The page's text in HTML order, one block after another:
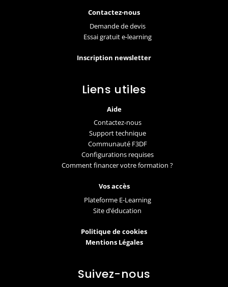
Contactez-nous
Demande de devis
Essai gratuit e-learning
Inscription newsletter
Liens utiles
Aide
Contactez-nous
Support technique
Communauté F3DF
Configurations requises
Comment financer votre formation ?
Vos accès
Plateforme E-Learning
Site d’éducation
Politique de cookies
Mentions Légales
Suivez-nous